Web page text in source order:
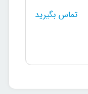
تماس بگیرید